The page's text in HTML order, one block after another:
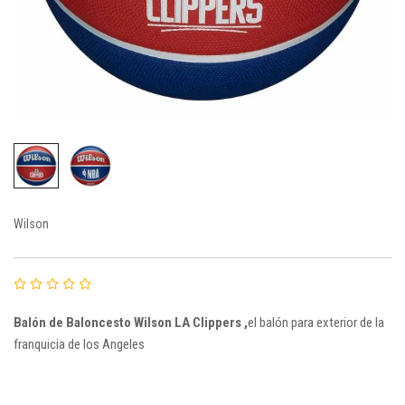
Wilson
Balón de Baloncesto Wilson LA Clippers ,el balón para exterior de la
franquicia de los Angeles